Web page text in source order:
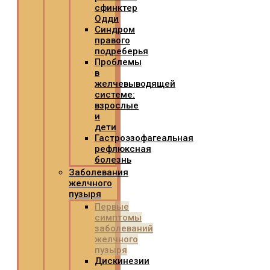
сфинктер
Одди
Синдром
правого
подреберья
Проблемы
в
желчевыводящей
системе:
взрослые
и
дети
Гастроэзофагеальная
рефлюксная
болезнь
Заболевания
желчного
пузыря
Первые
симптомы
заболеваний
желчного
пузыря
Дискинезии